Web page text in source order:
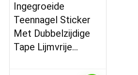
Ingegroeide
Teennagel Sticker
Met Dubbelzijdige
Tape Lijmvrije…